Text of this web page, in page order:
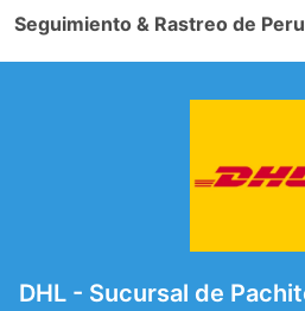
Seguimiento & Rastreo de Peru
DHL - Sucursal de